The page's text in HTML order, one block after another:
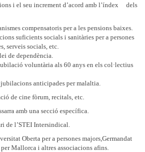
i el seu increment d’acord amb l’índex dels
compensatoris per a les pensions baixes.
suficients socials i sanitàries per a persones
serveis socials, etc.
de dependència.
voluntària als 60 anys en els col·lectius
anticipades per malaltia.
de cine fòrum, recitals, etc.
amb una secció específica.
de l’STEI Intersindical.
Oberta per a persones majors,Germandat
Mallorca i altres associacions afins.